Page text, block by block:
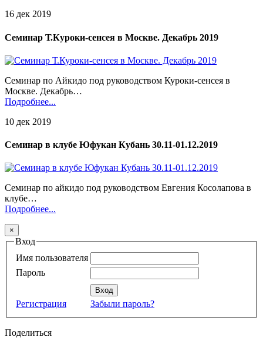
16 дек 2019
Семинар Т.Куроки-сенсея в Москве. Декабрь 2019
Семинар по Айкидо под руководством Куроки-сенсея в
Москве. Декабрь…
Подробнее...
10 дек 2019
Семинар в клубе Юфукан Кубань 30.11-01.12.2019
Семинар по айкидо под руководством Евгения Косолапова в
клубе…
Подробнее...
×
Вход
Имя пользователя
Пароль
Регистрация Забыли пароль?
Поделиться